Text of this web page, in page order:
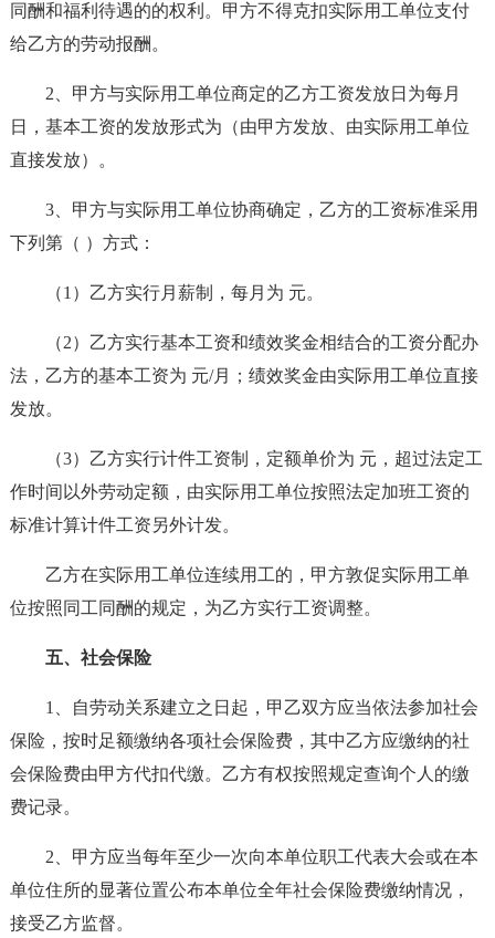
同酬和福利待遇的的权利。甲方不得克扣实际用工单位支付
给乙方的劳动报酬。
2、甲方与实际用工单位商定的乙方工资发放日为每月
日，基本工资的发放形式为（由甲方发放、由实际用工单位
直接发放）。
3、甲方与实际用工单位协商确定，乙方的工资标准采用
下列第（ ）方式：
（1）乙方实行月薪制，每月为 元。
（2）乙方实行基本工资和绩效奖金相结合的工资分配办
法，乙方的基本工资为 元/月；绩效奖金由实际用工单位直接
发放。
（3）乙方实行计件工资制，定额单价为 元，超过法定工
作时间以外劳动定额，由实际用工单位按照法定加班工资的
标准计算计件工资另外计发。
乙方在实际用工单位连续用工的，甲方敦促实际用工单
位按照同工同酬的规定，为乙方实行工资调整。
五、社会保险
1、自劳动关系建立之日起，甲乙双方应当依法参加社会
保险，按时足额缴纳各项社会保险费，其中乙方应缴纳的社
会保险费由甲方代扣代缴。乙方有权按照规定查询个人的缴
费记录。
2、甲方应当每年至少一次向本单位职工代表大会或在本
单位住所的显著位置公布本单位全年社会保险费缴纳情况，
接受乙方监督。